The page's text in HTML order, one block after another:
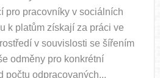
pro pracovníky v sociálních
k platům získají za práci ve
v souvislosti se šířením
odměny pro konkrétní
počtu odpracovaných...